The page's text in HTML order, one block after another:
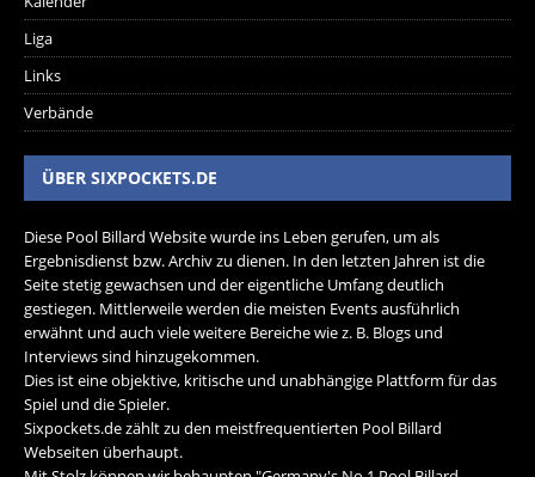
Liga
Links
Verbände
ÜBER SIXPOCKETS.DE
Diese Pool Billard Website wurde ins Leben gerufen, um als
Ergebnisdienst bzw. Archiv zu dienen. In den letzten Jahren ist die
Seite stetig gewachsen und der eigentliche Umfang deutlich
gestiegen. Mittlerweile werden die meisten Events ausführlich
erwähnt und auch viele weitere Bereiche wie z. B. Blogs und
Interviews sind hinzugekommen.
Dies ist eine objektive, kritische und unabhängige Plattform für das
Spiel und die Spieler.
Sixpockets.de zählt zu den meistfrequentierten Pool Billard
Webseiten überhaupt.